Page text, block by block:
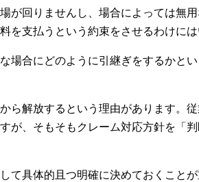
が回りませんし、場合によっては無
支払うという約束をさせるわけには
場合にどのように引継ぎをするかと
ら解放するという理由があります。
が、そもそもクレーム対応方針を「
具体的且つ明確に決めておくことが